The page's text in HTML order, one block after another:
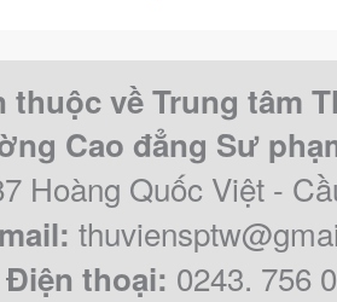
SƯ PHẠM TRUNG
2021 – 2024
thuộc về Trung tâm
Cao đẳng Sư
Hoàng Quốc Việt -
Điện thoại: 0243. 756